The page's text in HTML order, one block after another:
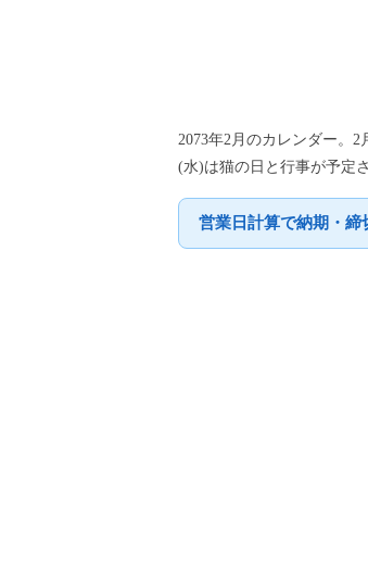
2073年2月のカレンダー。
(水)は猫の日と行事が予定
営業日計算で納期・